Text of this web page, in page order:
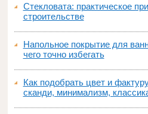
Стекловата: практическое
строительстве
Напольное покрытие для
чего точно избегать
Как подобрать цвет и
сканди, минимализм,